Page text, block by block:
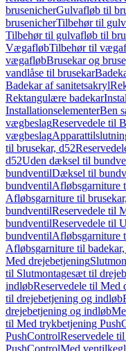
brusenicherGulvafløb til
brusenicherTilbehør til
Tilbehør til gulvafløb til
VægafløbTilbehør til
vægafløbBrusekar og
vandlåse til brusekar
Badekar af sanitetsakryl
Rektangulære badekar
InstallationselementerBen
vægbeslagReservedele til
vægbeslag
til brusekar, d52
d52Uden dæksel til
bundventilDæksel til
bundventilAfløbsgarniture
Afløbsgarniture til
bundventilReservedele til
bundventilReservedele til
bundventilAfløbsgarniture
Afløbsgarniture til
Med drejebetjening
til Slutmontagesæt til
indløbReservedele til Med
til drejebetjening og indløb
drejebetjening og indløb
til Med trykbetjening
PushControlReservedele
PushControlMed